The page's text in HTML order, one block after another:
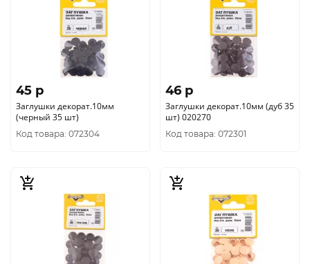
45 p
Заглушки декорат.10мм
(черный 35 шт)
Код товара: 072304
46 p
Заглушки декорат.10мм (дуб 35
шт) 020270
Код товара: 072301